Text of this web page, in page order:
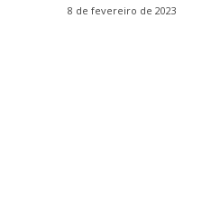
8 de fevereiro de 2023